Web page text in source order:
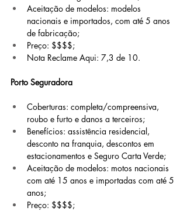
Aceitação de modelos: modelos
nacionais e importados, com até 5 anos
de fabricação;
Preço: $$$$;
Nota Reclame Aqui: 7,3 de 10.
Porto Seguradora
Coberturas: completa/compreensiva,
roubo e furto e danos a terceiros;
Benefícios: assistência residencial,
desconto na franquia, descontos em
estacionamentos e Seguro Carta Verde;
Aceitação de modelos: motos nacionais
com até 15 anos e importadas com até 5
anos;
Preço: $$$$;